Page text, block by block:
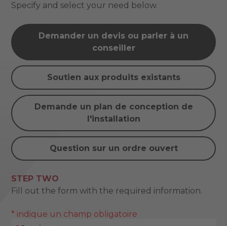
Specify and select your need below.
Demander un devis ou parler à un
conseiller
Soutien aux produits existants
Demande un plan de conception de
l'installation
Question sur un ordre ouvert
STEP TWO
Fill out the form with the required information.